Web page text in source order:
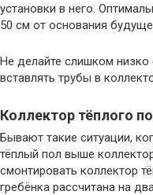
установки в него.
50 см от основания
Не делайте слишком низко
вставлять трубы в
Коллектор тёплого
Бывают такие ситуации,
тёплый пол выше
смонтировать коллектор
гребёнка рассчитана на